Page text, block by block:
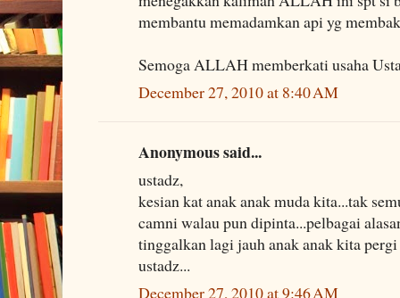
membantu memadamkan api yg
Semoga ALLAH memberkati usaha
December 27, 2010 at 8:40 AM
Anonymous said...
ustadz,
kesian kat anak anak muda kita...tak
camni walau pun dipinta...pelbagai
tinggalkan lagi jauh anak anak kita
ustadz...
December 27, 2010 at 9:46 AM